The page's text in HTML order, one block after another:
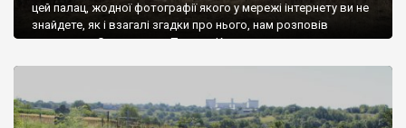
цей палац, жодної фотографії якого у мережі інтернету ви не
знайдете, як і взагалі згадки про нього, нам розповів
мешканець Самгородка. Палац у Красному вразив не лише